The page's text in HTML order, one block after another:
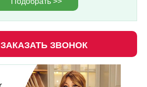
ЗАКАЗАТЬ ЗВОНОК